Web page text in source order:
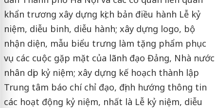
khẩn trương xây dựng kịch bản điều hành Lễ kỷ
niệm, diễu binh, diễu hành; xây dựng logo, bộ
nhận diện, mẫu biểu trưng làm tặng phẩm phục
vụ các cuộc gặp mặt của lãnh đạo Đảng, Nhà nước
nhân dịp kỷ niệm; xây dựng kế hoạch thành lập
Trung tâm báo chí chỉ đạo, định hướng thông tin
các hoạt động kỷ niệm, nhất là Lễ kỷ niệm, diễu